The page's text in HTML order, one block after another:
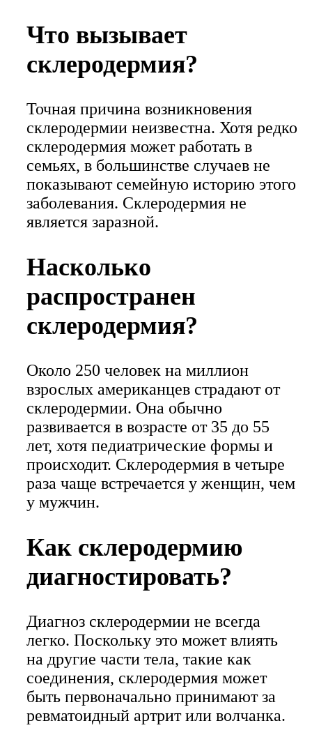
Что вызывает
склеродермия?
Точная причина возникновения
склеродермии неизвестна. Хотя редко
склеродермия может работать в
семьях, в большинстве случаев не
показывают семейную историю этого
заболевания. Склеродермия не
является заразной.
Насколько
распространен
склеродермия?
Около 250 человек на миллион
взрослых американцев страдают от
склеродермии. Она обычно
развивается в возрасте от 35 до 55
лет, хотя педиатрические формы и
происходит. Склеродермия в четыре
раза чаще встречается у женщин, чем
у мужчин.
Как склеродермию
диагностировать?
Диагноз склеродермии не всегда
легко. Поскольку это может влиять
на другие части тела, такие как
соединения, склеродермия может
быть первоначально принимают за
ревматоидный артрит или волчанка.